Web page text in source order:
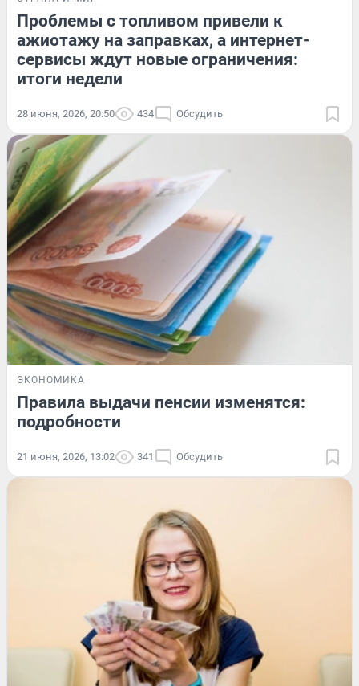
Проблемы с топливом привели к
ажиотажу на заправках, а интернет-
сервисы ждут новые ограничения:
итоги недели
28 июня, 2026, 20:50 434 Обсудить
ЭКОНОМИКА
Правила выдачи пенсии изменятся:
подробности
21 июня, 2026, 13:02 341 Обсудить